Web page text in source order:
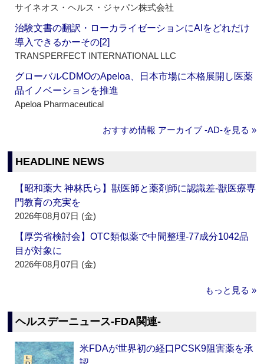
サイネオス・ヘルス・ジャパン株式会社
治験文書の翻訳・ローカライゼーションにAIをどれだけ
導入できるかーその[2]
TRANSPERFECT INTERNATIONAL LLC
グローバルCDMOのApeloa、日本市場に本格展開し医薬
品イノベーションを推進
Apeloa Pharmaceutical
おすすめ情報 アーカイブ ‐AD‐を見る »
HEADLINE NEWS
【昭和薬大 神林氏ら】獣医師と薬剤師に認識差‐獣医療専
門教育の充実を
2026年08月07日 (金)
【厚労省検討会】OTC類似薬で中間整理‐77成分1042品
目が対象に
2026年08月07日 (金)
もっと見る »
ヘルスデーニュース‐FDA関連‐
米FDAが世界初の経口PCSK9阻害薬を承